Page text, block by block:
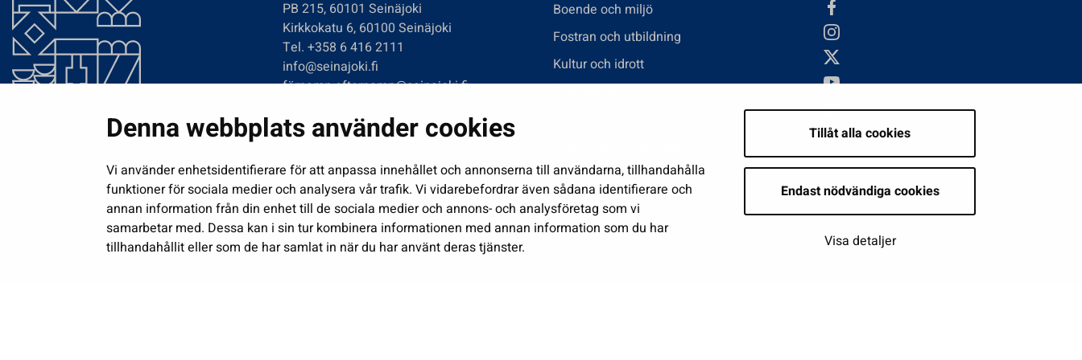
Denna webbplats använder cookies
Vi använder enhetsidentifierare för att anpassa innehållet och annonserna till användarna, tillhandahålla
funktioner för sociala medier och analysera vår trafik. Vi vidarebefordrar även sådana identifierare och
annan information från din enhet till de sociala medier och annons- och analysföretag som vi
samarbetar med. Dessa kan i sin tur kombinera informationen med annan information som du har
tillhandahållit eller som de har samlat in när du har använt deras tjänster.
Tillåt alla cookies
Endast nödvändiga cookies
Visa detaljer
PB 215, 60101 Seinäjoki
Kirkkokatu 6, 60100 Seinäjoki
Tel. +358 6 416 2111
info@seinajoki.fi
förnamn.efternamn@seinajoki.fi
Boende och miljö
Fostran och utbildning
Kultur och idrott
Show my cookie settings
| © Seinäjoki 2026